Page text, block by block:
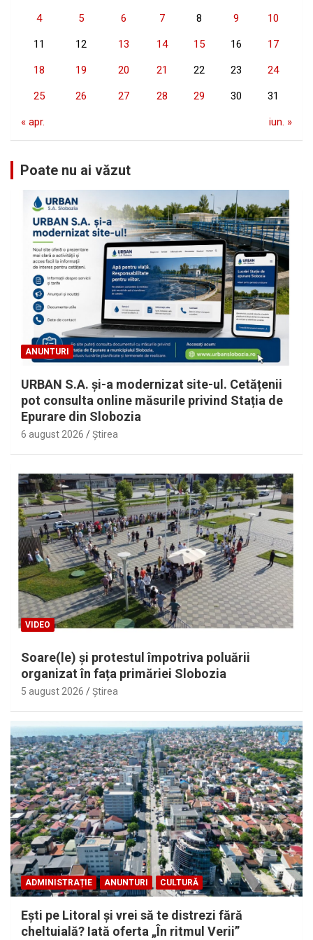
4 5 6 7 8 9 10
11 12 13 14 15 16 17
18 19 20 21 22 23 24
25 26 27 28 29 30 31
« apr. iun. »
Poate nu ai văzut
ANUNTURI
URBAN S.A. și-a modernizat site-ul. Cetățenii
pot consulta online măsurile privind Stația de
Epurare din Slobozia
6 august 2026 Ştirea
VIDEO
Soare(le) și protestul împotriva poluării
organizat în fața primăriei Slobozia
5 august 2026 Ştirea
ADMINISTRAȚIE ANUNTURI CULTURĂ
Eşti pe Litoral şi vrei să te distrezi fără
cheltuială? Iată oferta „În ritmul Verii”